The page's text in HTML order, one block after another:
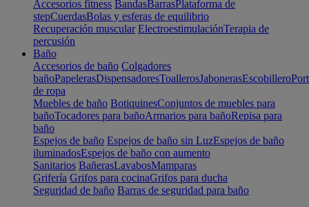
Accesorios fitness BandasBarrasPlataforma de
stepCuerdasBolas y esferas de equilibrio
Recuperación muscular ElectroestimulaciónTerapia de
percusión
Baño
Accesorios de baño Colgadores
bañoPapelerasDispensadoresToallerosJabonerasEscobillero
de ropa
Muebles de baño BotiquinesConjuntos de muebles para
bañoTocadores para bañoArmarios para bañoRepisa para
baño
Espejos de baño Espejos de baño sin LuzEspejos de baño
iluminadosEspejos de baño con aumento
Sanitarios BañerasLavabosMamparas
Grifería Grifos para cocinaGrifos para ducha
Seguridad de baño Barras de seguridad para baño